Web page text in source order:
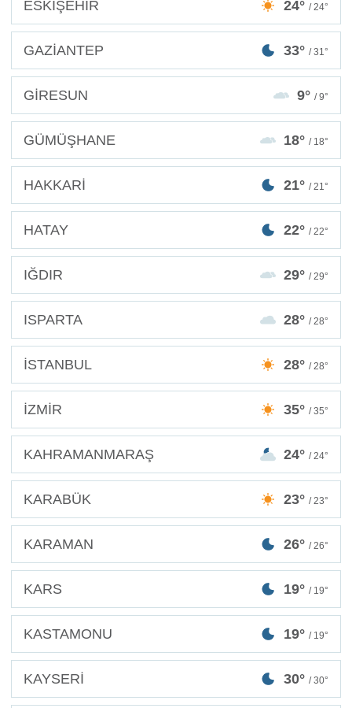
ESKİŞEHİR 24° / 24°
GAZİANTEP 33° / 31°
GİRESUN 9° / 9°
GÜMÜŞHANE 18° / 18°
HAKKARİ 21° / 21°
HATAY 22° / 22°
IĞDIR 29° / 29°
ISPARTA 28° / 28°
İSTANBUL 28° / 28°
İZMİR 35° / 35°
KAHRAMANMARAŞ 24° / 24°
KARABÜK 23° / 23°
KARAMAN 26° / 26°
KARS 19° / 19°
KASTAMONU 19° / 19°
KAYSERİ 30° / 30°